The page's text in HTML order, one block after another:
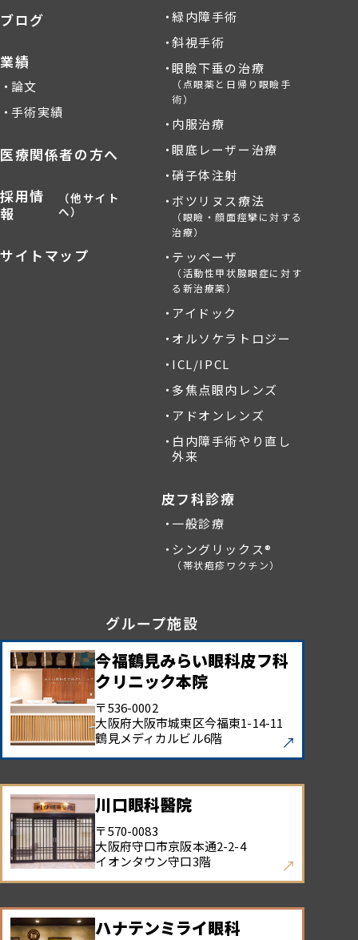
緑内障手術
斜視手術
眼瞼下垂の治療
（点眼薬と日帰り眼瞼手
術）
内服治療
眼底レーザー治療
硝子体注射
ボツリヌス療法
（眼瞼・顔面痙攣に対する
治療）
テッペーザ
（活動性甲状腺眼症に対す
る新治療薬）
アイドック
オルソケラトロジー
ICL/IPCL
多焦点眼内レンズ
アドオンレンズ
白内障手術やり直し
外来
皮フ科診療
一般診療
シングリックス®
（帯状疱疹ワクチン）
ブログ
業績
論文
手術実績
医療関係者の方へ
採用情
報
（他サイト
へ）
サイトマップ
グループ施設
今福鶴見みらい眼科皮フ科
クリニック本院
〒536-0002
大阪府大阪市城東区今福東1-14-11
鶴見メディカルビル6階
川口眼科醫院
〒570-0083
大阪府守口市京阪本通2-2-4
イオンタウン守口3階
ハナテンミライ眼科